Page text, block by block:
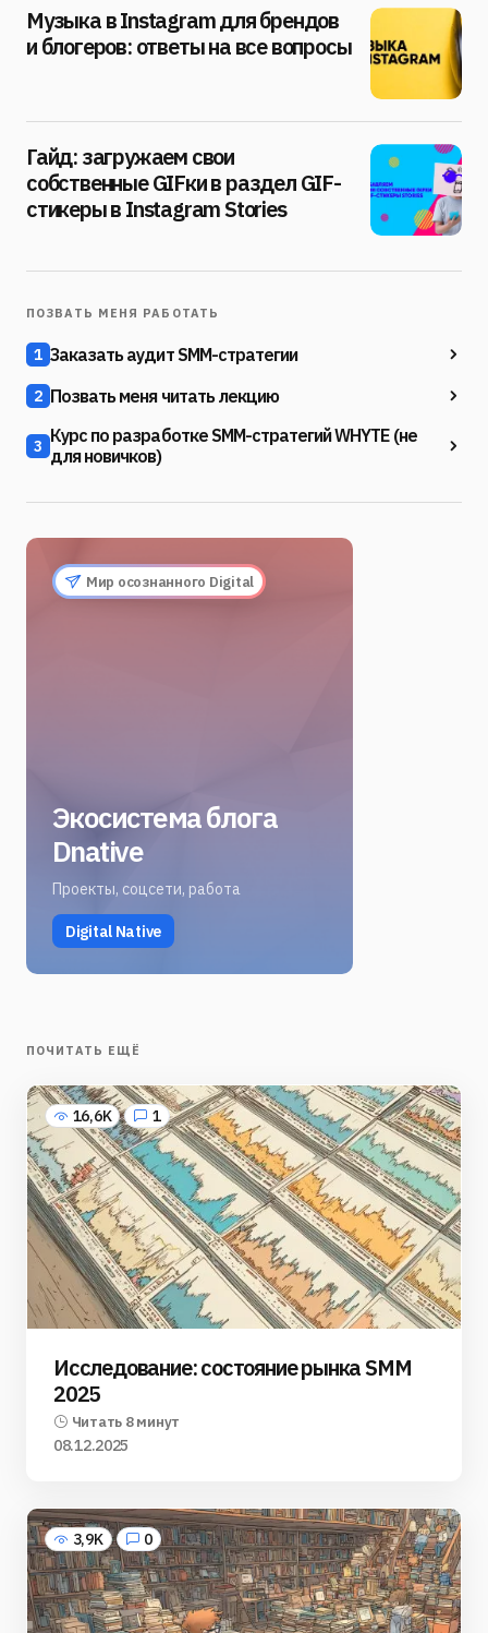
Музыка в Instagram для брендов
и блогеров: ответы на все вопросы
Гайд: загружаем свои
собственные GIFки в раздел GIF-
стикеры в Instagram Stories
ПОЗВАТЬ МЕНЯ РАБОТАТЬ
1 Заказать аудит SMM-стратегии
2 Позвать меня читать лекцию
3 Курс по разработке SMM-стратегий WHYTE (не
для новичков)
Мир осознанного Digital
Экосистема блога
Dnative
Проекты, соцсети, работа
Digital Native
ПОЧИТАТЬ ЕЩЁ
16,6K 1
Исследование: состояние рынка SMM
2025
Читать 8 минут
08.12.2025
3,9K 0